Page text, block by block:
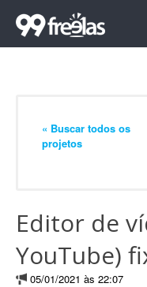
« Buscar todos os
projetos
Editor de
YouTube)
05/01/2021 às 22:07